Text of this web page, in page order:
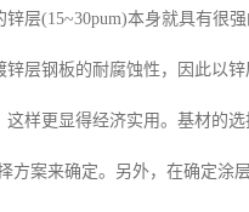
层(15~30pum)本身就具有很
层钢板的耐腐蚀性，因此以锌
样更显得经济实用。基材的
方案来确定。另外，在确定涂